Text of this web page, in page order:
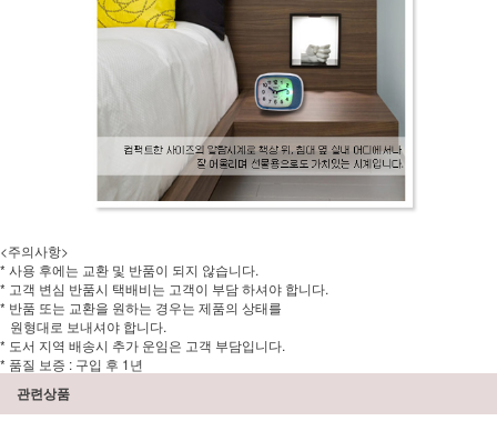
<주의사항>
* 사용 후에는 교환 및 반품이 되지 않습니다.
* 고객 변심 반품시 택배비는 고객이 부담 하셔야 합니다.
* 반품 또는 교환을 원하는 경우는 제품의 상태를
원형대로 보내셔야 합니다.
* 도서 지역 배송시 추가 운임은 고객 부담입니다.
* 품질 보증 : 구입 후 1년
관련상품